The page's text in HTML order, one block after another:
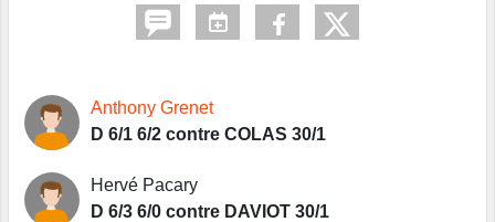
Anthony Grenet
D 6/1 6/2 contre COLAS 30/1
Hervé Pacary
D 6/3 6/0 contre DAVIOT 30/1